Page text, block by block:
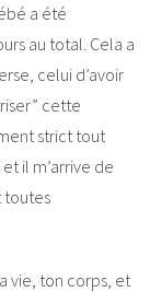
a été
au total. Cela a
celui d’avoir
cette
strict tout
il m’arrive de
toutes
vie, ton corps, et